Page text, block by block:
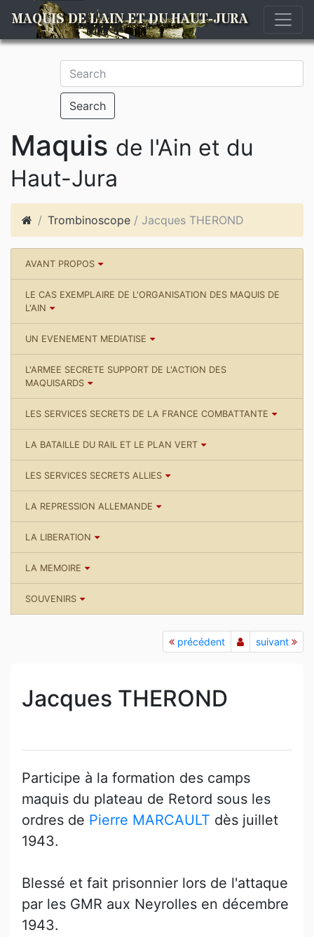
MAQUIS DE L'AIN ET DU HAUT-JURA
Search
Maquis de l'Ain et du
Haut-Jura
Trombinoscope / Jacques THEROND
AVANT PROPOS
LE CAS EXEMPLAIRE DE L'ORGANISATION DES MAQUIS DE
L'AIN
UN EVENEMENT MEDIATISE
L'ARMEE SECRETE SUPPORT DE L'ACTION DES
MAQUISARDS
LES SERVICES SECRETS DE LA FRANCE COMBATTANTE
LA BATAILLE DU RAIL ET LE PLAN VERT
LES SERVICES SECRETS ALLIES
LA REPRESSION ALLEMANDE
LA LIBERATION
LA MEMOIRE
SOUVENIRS
précédent suivant
Jacques THEROND
Participe à la formation des camps
maquis du plateau de Retord sous les
ordres de Pierre MARCAULT dès juillet
1943.
Blessé et fait prisonnier lors de l'attaque
par les GMR aux Neyrolles en décembre
1943.